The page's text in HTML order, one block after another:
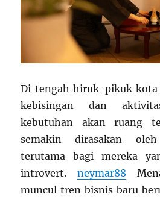
Di tengah hiruk-pikuk kota
kebisingan dan
kebutuhan akan ruang
semakin dirasakan
terutama bagi mereka
introvert.neymar88
muncul tren bisnis baru